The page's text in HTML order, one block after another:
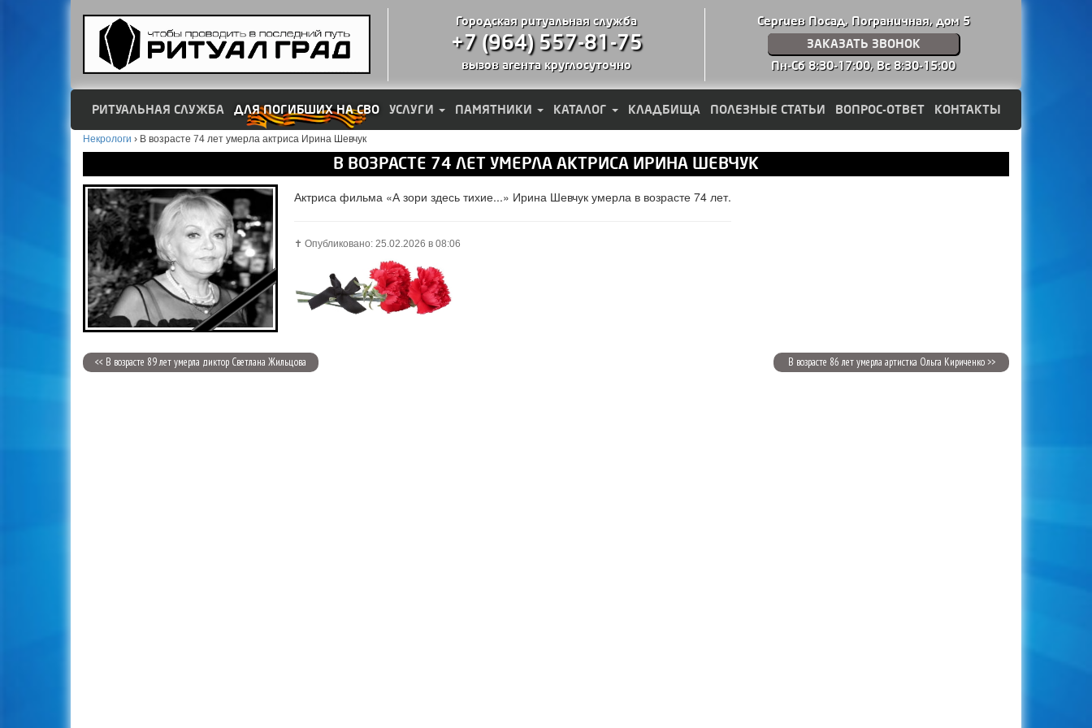
Городская ритуальная служба
+7 (964) 557-81-75
вызов агента круглосуточно
Сергиев Посад, Пограничная, дом 5
ЗАКАЗАТЬ ЗВОНОК
Пн-Сб 8:30-17:00, Вс 8:30-15:00
РИТУАЛЬНАЯ СЛУЖБА ДЛЯ ПОГИБШИХ НА СВО УСЛУГИ ПАМЯТНИКИ КАТАЛОГ КЛАДБИЩА ПОЛЕЗНЫЕ СТАТЬИ ВОПРОС-ОТВЕТ КОНТАКТЫ
Некрологи › В возрасте 74 лет умерла актриса Ирина Шевчук
В ВОЗРАСТЕ 74 ЛЕТ УМЕРЛА АКТРИСА ИРИНА ШЕВЧУК
Актриса фильма «А зори здесь тихие...» Ирина Шевчук умерла в возрасте 74 лет.
✝️ Опубликовано: 25.02.2026 в 08:06
<< В возрасте 89 лет умерла диктор Светлана Жильцова В возрасте 86 лет умерла артистка Ольга Кириченко >>